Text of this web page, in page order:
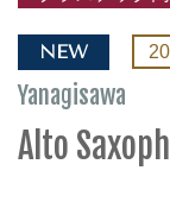
NEW
Yanagisawa
Alto